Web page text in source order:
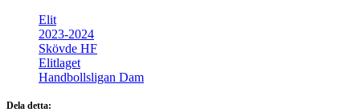
Elit
2023-2024
Skövde HF
Elitlaget
Handbollsligan Dam
Dela detta: